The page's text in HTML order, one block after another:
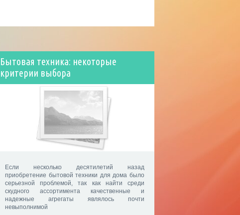
Бытовая техника: некоторые
критерии выбора
Если несколько десятилетий назад
приобретение бытовой техники для дома было
серьезной проблемой, так как найти среди
скудного ассортимента качественные и
надежные агрегаты являлось почти
невыполнимой